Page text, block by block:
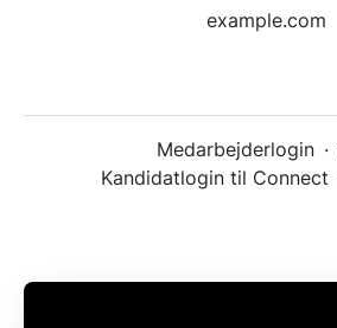
example.com
Medarbejderlogin ·
Kandidatlogin til Connect